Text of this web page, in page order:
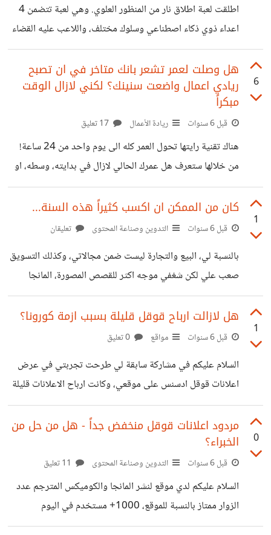
نينتندو جهاز Switch) لينتهي الجيل الثامن بنهاية عام 2020
لجهازي ps4/xbox one. وتقريباً سبع سنين مع آلاف الالعاب،
الكثير منها جيد.
اطلقت لعبة اطلاق نار من المنظور العلوي. وهي لعبة تتضمن 4
اعداء ذوي ذكاء اصطناعي وسلوك مختلف، واللاعب عليه القضاء
عليهم (لعبة اطلاق نار من المنظور العلوي) https://sarhan-
soft.itch.io/mbw قوموا بتحميل النسخة التجريبية بشكل
مجاني، قوموا بتجربتها! ثم شاركوني رأيكم عبر الرابط التالي:
https://docs.google.com/forms/d/1x7K2DHTo-
pf5z7y13UZOYswzhaQyJKcfUiGxofRRVgk/edit
#معلومات اكثر عن اللعبة: * مقتبسة من لعبتين قديمتين
(Bacman + City War) حيث انها تتميز باربع اعداء ذكاء
اصطناعي بسلوك مختلف. وعليك ان لاتموت في مواجهتهم وان
تحمي المكعب الازرق الخاص بك * عليك ان تدمر
6
هل وصلت لعمر تشعر بانك متاخر في ان تصبح
ريادي اعمال واضعت سنينك؟ لكني لازال الوقت
مبكراً
قبل 6 سنوات ريادة الأعمال
هناك تقنية رايتها تحول العمر كله الى يوم واحد من 24 ساعة!
من خلالها ستعرف هل عمرك الحالي لازال في بدايته، وسطه، او
نهايته وقد اضعته كله كل يوم نحن نستيقظ ولكن في المساء نبدا
نفكر: اضعت وقتي؟ استفدت منه؟ خصوصا لمن يطمح بالمستقبل
ليكون صاحب اعمال! المراهقين يفكرون كذلك بهذا الامر! هل
في عقده الثالث. لنضع التقنية قيد التجربة ولنرى هل انت لازلت
في بداية العمر او فاتك القطار.
1
كان من الممكن ان اكسب كثيراً هذه السنة...
قبل 6 سنوات التدوين وصناعة المحتوى تعليقان
بالنسبة لي، البيع والتجارة ليست ضمن مجالاتي، وكذلك التسويق
صعب علي لكن شغفي موجه اكثر للقصص المصورة، المانجا
والكوميكس، وكذلك العاب الفيديو (لنترك هذه جانباً) انشئت
موقعاً وفي العام الماضي اصلحت كل مشاكل الارشفة التي فيه
وجعلته يظهر في قوقل، استمر ظهوره وتحسينه والزيارات بالنمو
من خلال بحث قوقل وما اشبه. هذه السنة كانت نقرات الاعلانات
كثيرة بشكل مناسب لكسب مايصل الى 100$ شهرياً او هكذا
اشعر حيث ان
1
هل لازالت ارباح قوقل قليلة بسبب ازمة كورونا؟
قبل 6 سنوات مواقع
السلام عليكم في مشاركة سابقة لي طرحت تجربتي في عرض
اعلانات قوقل ادسنس على موقعي، وكانت ارباح الاعلانات قليلة
جداً برغم عدد النقرات الجيد مقارنة بموقعي، حيث انها خلال
اسبوع لم تتجاوز ال1$ بينما كنت اتوقع (من خلال تجربة قديمة
بسبب كورونا الكثير من المعلنيين سحب اعلانه فلم يبقى الا
المنخفض السعر وبالتالي انخفاض في ارباح النقر خلال هذا
الاسبوع اعدت التجربة، بسبب تحسن الموقع ارتفعت النقرات
0
مردود اعلانات قوقل منخفض جداً - هل من حل من
الخبراء؟
قبل 6 سنوات التدوين وصناعة المحتوى
السلام عليكم لدي موقع لنشر المانجا والكوميكس المترجم عدد
الزوار ممتاز بالنسبة للموقع، 1000+ مستخدم في اليوم
و2000+ مشاهدة في اليوم توقعاتي وتجربتي السابقة لنفس